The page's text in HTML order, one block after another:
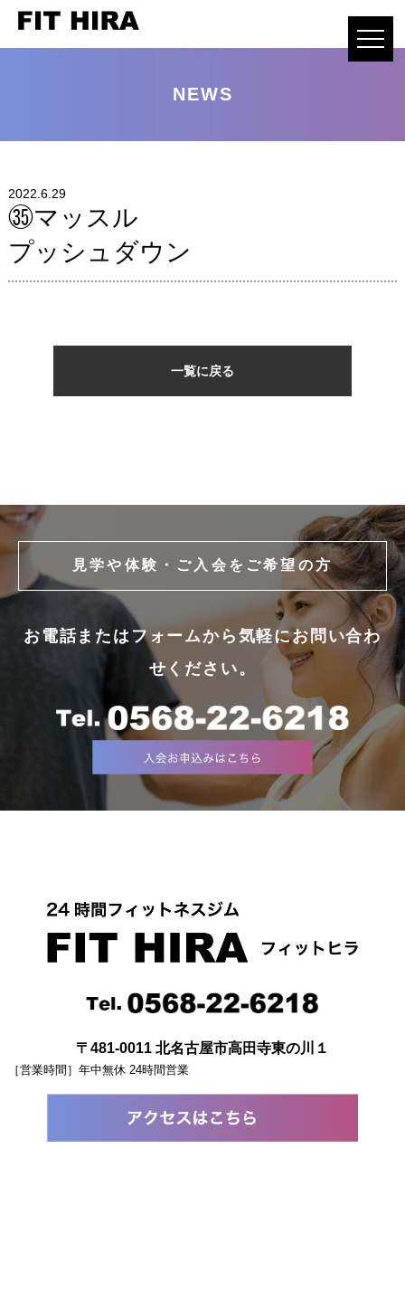
NEWS
2022.6.29
㉟マッスル
プッシュダウン
一覧に戻る
見学や体験・ご入会をご希望の方
お電話またはフォームから気軽にお問い合わ
せください。
〒481-0011 北名古屋市高田寺東の川１
［営業時間］年中無休 24時間営業